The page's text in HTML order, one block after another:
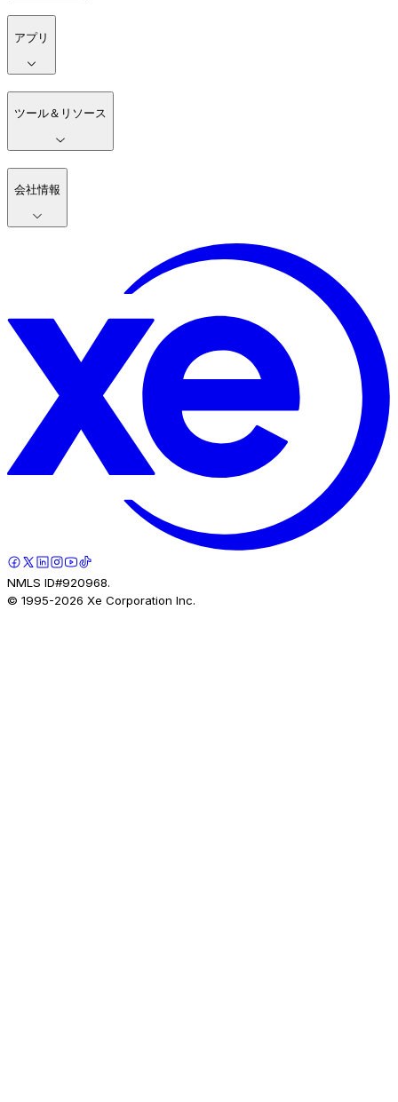
アプリ
ツール＆リソース
会社情報
NMLS ID#920968.
© 1995-2026 Xe Corporation Inc.